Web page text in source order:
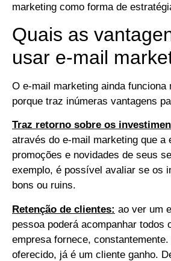
marketing como forma de
Quais as
usar e-mail
O e-mail marketing ainda funciona
porque traz inúmeras vantagens
Traz retorno sobre os
através do e-mail marketing que a
promoções e novidades de seus
exemplo, é possível avaliar se os
bons ou ruins.
Retenção de clientes: ao ver um
pessoa poderá acompanhar todos
empresa fornece,
oferecido, já é um cliente ganho.